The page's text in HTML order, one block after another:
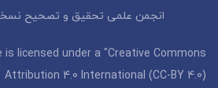
انجمن علمی تحقیق و تصحیح
is licensed under a "Creative Commons
Attribution 4.0 International (CC-BY 4.0)